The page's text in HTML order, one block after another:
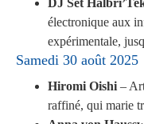
DJ Set
électronique aux
expérimentale,
Samedi 30 août 2025
Hiromi Oishi –
raffiné, qui marie